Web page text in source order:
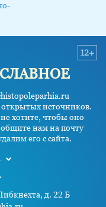
источников.
хотите, чтобы оно
нам на почту
его с сайта.
12+
д. 22 Б